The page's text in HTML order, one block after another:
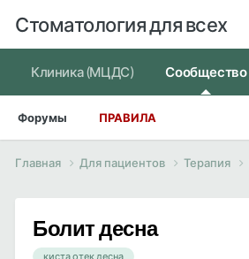
Стоматология для всех
Клиника (МЦДС) Сообщество
Форумы ПРАВИЛА
Главная Для пациентов Терапия
Болит десна
киста отек десна